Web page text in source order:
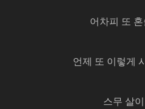
어차피 또
언제 또 이렇게
스무 살이